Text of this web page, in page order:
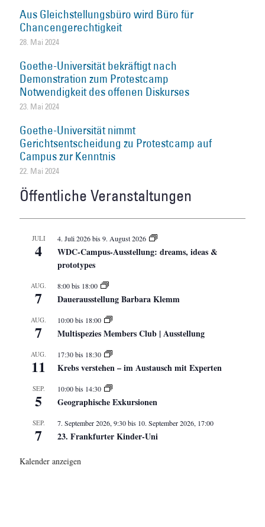
Aus Gleichstellungsbüro wird Büro für
Chancengerechtigkeit
28. Mai 2024
Goethe-Universität bekräftigt nach
Demonstration zum Protestcamp
Notwendigkeit des offenen Diskurses
23. Mai 2024
Goethe-Universität nimmt
Gerichtsentscheidung zu Protestcamp auf
Campus zur Kenntnis
22. Mai 2024
Öffentliche Veranstaltungen
JULI
4
4. Juli 2026bis9. August 2026
WDC-Campus-Ausstellung: dreams, ideas &
prototypes
AUG.
7
8:00bis 18:00
Dauerausstellung Barbara Klemm
AUG.
7
10:00bis 18:00
Multispezies Members Club | Ausstellung
AUG.
11
17:30bis 18:30
Krebs verstehen – im Austausch mit Experten
SEP.
5
10:00bis 14:30
Geographische Exkursionen
SEP.
7
7. September 2026, 9:30bis 10. September 2026, 17:00
23. Frankfurter Kinder-Uni
Kalender anzeigen